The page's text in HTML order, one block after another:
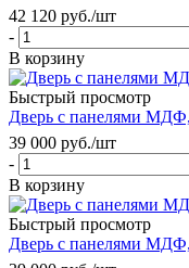
42 120 руб./шт
-
В корзину
Быстрый просмотр
Дверь с панелями
39 000 руб./шт
-
В корзину
Быстрый просмотр
Дверь с панелями